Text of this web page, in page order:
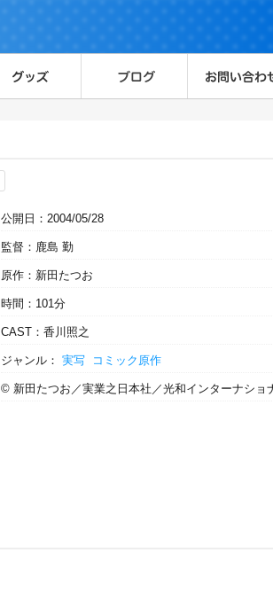
公開日：2004/05/28
監督：鹿島 勤
原作：新田たつお
時間：101分
CAST：香川照之
ジャンル： 実写 コミック原作
© 新田たつお／実業之日本社／光和インターナショ